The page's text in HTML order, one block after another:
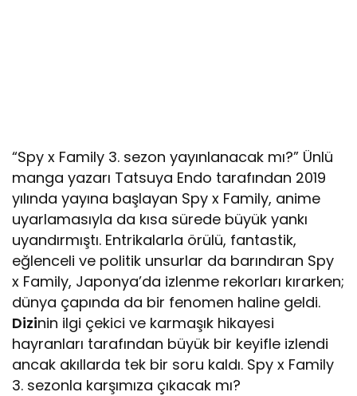
“Spy x Family 3. sezon yayınlanacak mı?” Ünlü
manga yazarı Tatsuya Endo tarafından 2019
yılında yayına başlayan Spy x Family, anime
uyarlamasıyla da kısa sürede büyük yankı
uyandırmıştı. Entrikalarla örülü, fantastik,
eğlenceli ve politik unsurlar da barındıran Spy
x Family, Japonya’da izlenme rekorları kırarken;
dünya çapında da bir fenomen haline geldi.
Dizinin ilgi çekici ve karmaşık hikayesi
hayranları tarafından büyük bir keyifle izlendi
ancak akıllarda tek bir soru kaldı. Spy x Family
3. sezonla karşımıza çıkacak mı?